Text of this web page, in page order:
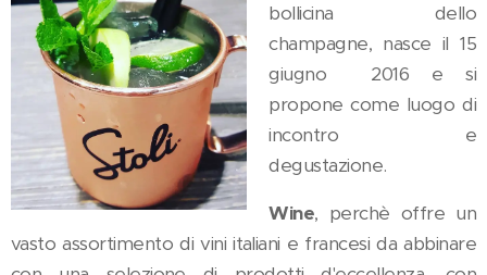
bollicina dello
champagne, nasce il 15
giugno 2016 e si
propone come luogo di
incontro e
degustazione.
Wine, perchè offre un
vasto assortimento di vini italiani e francesi da abbinare